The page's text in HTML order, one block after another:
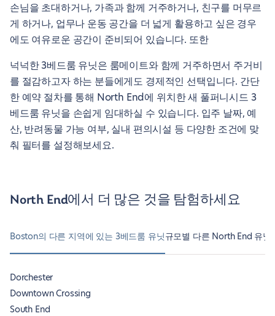
손님을 초대하거나, 가족과 함께 거주하거나, 친구를 머무르
게 하거나, 업무나 운동 공간을 더 넓게 활용하고 싶은 경우
에도 여유로운 공간이 준비되어 있습니다. 또한
넉넉한 3베드룸 유닛은 룸메이트와 함께 거주하면서 주거비
를 절감하고자 하는 분들에게도 경제적인 선택입니다. 간단
한 예약 절차를 통해 North End에 위치한 새 풀퍼니시드 3
베드룸 유닛을 손쉽게 임대하실 수 있습니다. 입주 날짜, 예
산, 반려동물 가능 여부, 실내 편의시설 등 다양한 조건에 맞
춰 필터를 설정해보세요.
North End에서 더 많은 것을 탐험하세요
Boston의 다른 지역에 있는 3베드룸 유닛규모별 다른 North End 유닛
Dorchester
Downtown Crossing
South End